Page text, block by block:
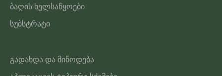
ბაღის ხელსაწყოები
სუბსტრატი
გადახდა და მიწოდება